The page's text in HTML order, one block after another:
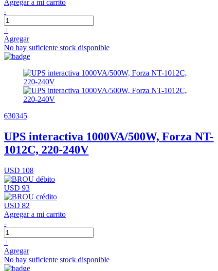
Agregar a mi carrito
-
+
Agregar
No hay suficiente stock disponible
630345
UPS interactiva 1000VA/500W, Forza NT-
1012C, 220-240V
USD 108
USD 93
USD 82
Agregar a mi carrito
-
+
Agregar
No hay suficiente stock disponible